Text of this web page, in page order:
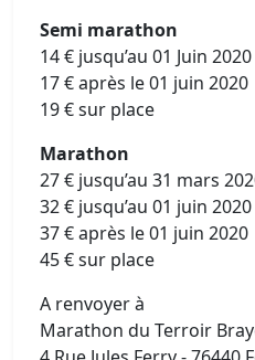
Semi marathon
14 € jusqu’au 01 Juin 2020
17 € après le 01 juin 2020
19 € sur place
Marathon
27 € jusqu’au 31 mars
32 € jusqu’au 01 juin 2020
37 € après le 01 juin 2020
45 € sur place
A renvoyer à
Marathon du Terroir